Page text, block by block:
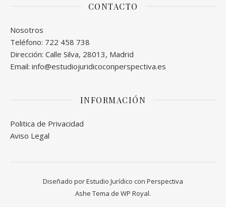
CONTACTO
Nosotros
Teléfono: 722 458 738
Dirección: Calle Silva, 28013, Madrid
Email: info@estudiojuridicoconperspectiva.es
INFORMACIÓN
Politica de Privacidad
Aviso Legal
Diseñado por Estudio Jurídico con Perspectiva
Ashe Tema de WP Royal.